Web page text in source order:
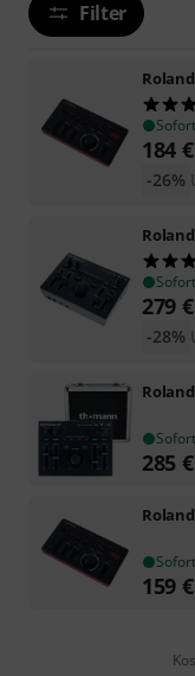
Filter
Roland
184 €
-26%
Roland
279 €
-28%
Roland
285 €
Roland
159 €